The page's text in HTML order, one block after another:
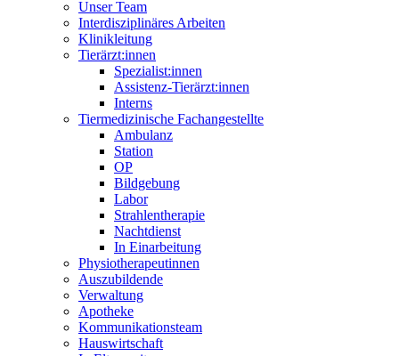
Unser Team
Interdisziplinäres Arbeiten
Klinikleitung
Tierärzt:innen
Spezialist:innen
Assistenz-Tierärzt:innen
Interns
Tiermedizinische Fachangestellte
Ambulanz
Station
OP
Bildgebung
Labor
Strahlentherapie
Nachtdienst
In Einarbeitung
Physiotherapeutinnen
Auszubildende
Verwaltung
Apotheke
Kommunikationsteam
Hauswirtschaft